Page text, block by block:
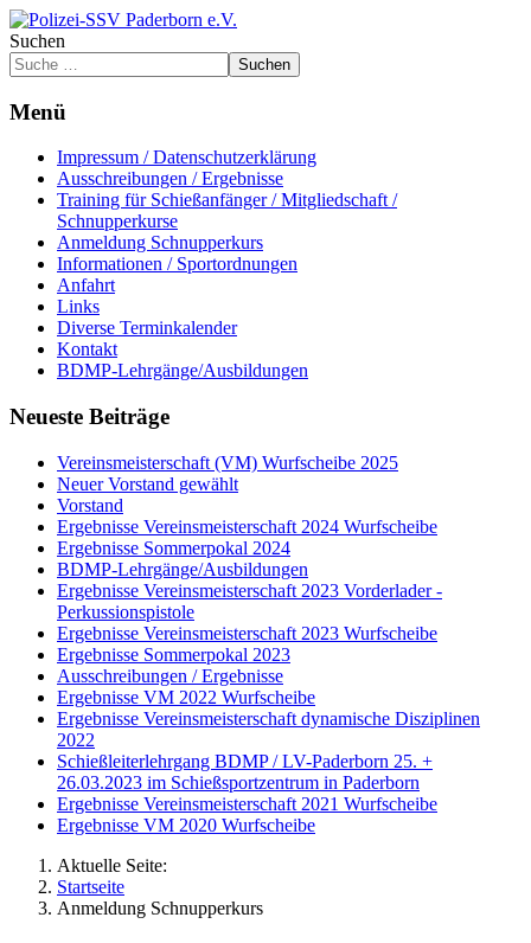
Suchen
Suchen
Menü
Impressum / Datenschutzerklärung
Ausschreibungen / Ergebnisse
Training für Schießanfänger / Mitgliedschaft /
Schnupperkurse
Anmeldung Schnupperkurs
Informationen / Sportordnungen
Anfahrt
Links
Diverse Terminkalender
Kontakt
BDMP-Lehrgänge/Ausbildungen
Neueste Beiträge
Vereinsmeisterschaft (VM) Wurfscheibe 2025
Neuer Vorstand gewählt
Vorstand
Ergebnisse Vereinsmeisterschaft 2024 Wurfscheibe
Ergebnisse Sommerpokal 2024
BDMP-Lehrgänge/Ausbildungen
Ergebnisse Vereinsmeisterschaft 2023 Vorderlader -
Perkussionspistole
Ergebnisse Vereinsmeisterschaft 2023 Wurfscheibe
Ergebnisse Sommerpokal 2023
Ausschreibungen / Ergebnisse
Ergebnisse VM 2022 Wurfscheibe
Ergebnisse Vereinsmeisterschaft dynamische Disziplinen
2022
Schießleiterlehrgang BDMP / LV-Paderborn 25. +
26.03.2023 im Schießsportzentrum in Paderborn
Ergebnisse Vereinsmeisterschaft 2021 Wurfscheibe
Ergebnisse VM 2020 Wurfscheibe
Aktuelle Seite:
Startseite
Anmeldung Schnupperkurs